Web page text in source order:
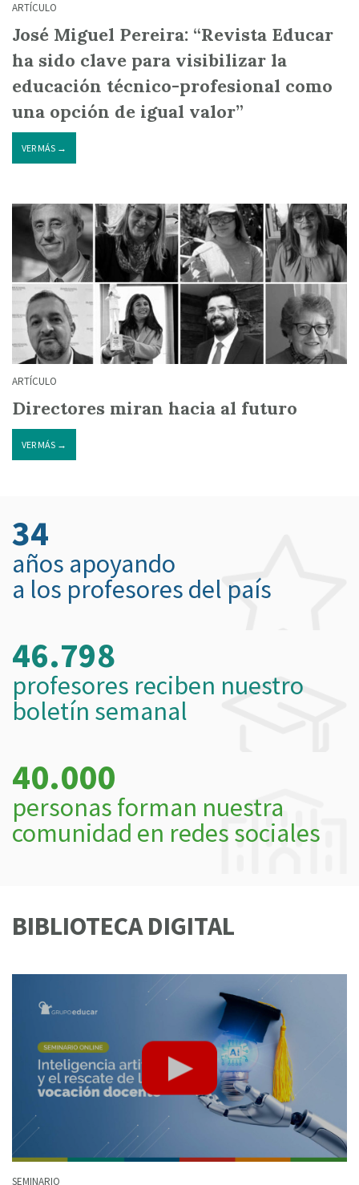
ARTÍCULO
José Miguel Pereira: “Revista Educar
ha sido clave para visibilizar la
educación técnico-profesional como
una opción de igual valor”
VER MÁS →
ARTÍCULO
Directores miran hacia al futuro
VER MÁS →
34
años apoyando
a los profesores del país
46.798
profesores reciben nuestro
boletín semanal
40.000
personas forman nuestra
comunidad en redes sociales
BIBLIOTECA DIGITAL
SEMINARIO